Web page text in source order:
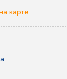
карте